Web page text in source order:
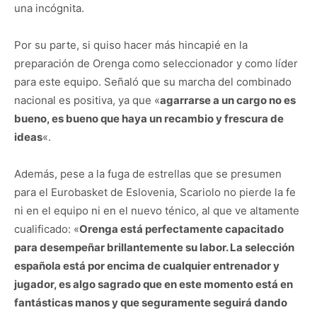
una incógnita.
Por su parte, si quiso hacer más hincapié en la
preparación de Orenga como seleccionador y como líder
para este equipo. Señaló que su marcha del combinado
nacional es positiva, ya que «agarrarse a un cargo no es
bueno, es bueno que haya un recambio y frescura de
ideas«.
Además, pese a la fuga de estrellas que se presumen
para el Eurobasket de Eslovenia, Scariolo no pierde la fe
ni en el equipo ni en el nuevo ténico, al que ve altamente
cualificado: «Orenga está perfectamente capacitado
para desempeñar brillantemente su labor. La selección
española está por encima de cualquier entrenador y
jugador, es algo sagrado que en este momento está en
fantásticas manos y que seguramente seguirá dando